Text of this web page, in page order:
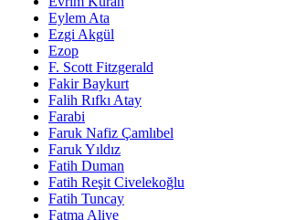
Eylem Ata
Ezgi Akgül
Ezop
F. Scott Fitzgerald
Fakir Baykurt
Falih Rıfkı Atay
Farabi
Faruk Nafiz Çamlıbel
Faruk Yıldız
Fatih Duman
Fatih Reşit Civelekoğlu
Fatih Tuncay
Fatma Aliye